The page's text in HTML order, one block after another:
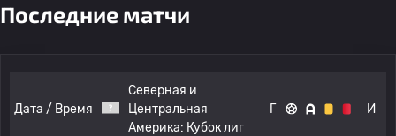
Последние матчи
Дата / Время
Северная и
Центральная
Америка: Кубок лиг
Г И